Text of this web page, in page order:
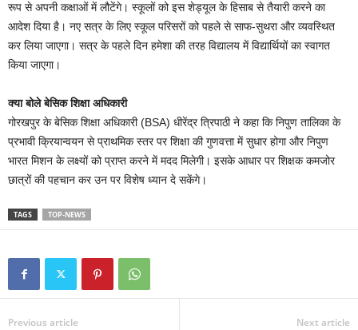
रूप से अपनी कक्षाओं में लौटेंगे। स्कूलों को इस शेड्यूल के हिसाब से तैयारी करने का
आदेश दिया है। नए सत्र के लिए स्कूल परिसरों को पहले से साफ-सुथरा और व्यवस्थित
कर लिया जाएगा। सत्र के पहले दिन हमेशा की तरह विद्यालय में विद्यार्थियों का स्वागत
किया जाएगा।
क्या बोले बेसिक शिक्षा अधिकारी
गोरखपुर के बेसिक शिक्षा अधिकारी (BSA) धीरेंद्र त्रिपाठी ने कहा कि निपुण तालिका के
प्रभावी क्रियान्वयन से प्राथमिक स्तर पर शिक्षा की गुणवत्ता में सुधार होगा और निपुण
भारत मिशन के लक्ष्यों को प्राप्त करने में मदद मिलेगी। इसके आधार पर शिक्षक कमजोर
छात्रों की पहचान कर उन पर विशेष ध्यान दे सकेंगे।
TAGS TOP-NEWS
Previous article Next article